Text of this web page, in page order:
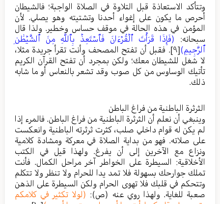
وتتأكد الاستعاذة قبل التلاوة في الصلاة الواجبة؛ فالشيطان
أحرص ما يكون على إغواء أحدنا وتشتيته وهو يصلي. لأن
المؤمن في هذه الحالة في موقف حساس وخطير. ولذا قال
سبحانه: (فَإِذَا قَرَأۡتَ ٱلۡقُرۡءَانَ فَٱسۡتَعِذۡ بِٱللَّهِ مِنَ ٱلشَّيۡطَٰنِ
ٱلرَّجِيمِ)[٩]
. فقبل أن تفتح المصحف وأنت تقرأ جريدة مثلا،
لا شغل للشيطان معك؛ ولكن بمجرد أن تفتح القرآن الكريم
تأتيك الوساوس من كل صوب وقد تشعر بالنعاس أو ما شابه
ذلك.
الثرثرة الباطنية من فراغ الباطن
وينبغي أن نعلم أن الثرثرة الباطنية من فراغ الباطن. فالمرء إذا
لم يكن له قوام داخلي صلب، كثرت ثرثرته الباطنية وانعكست
على صلاته. فهو من بداية الصلاة في معركة ومشادة كلامية
ونزاع مع الآخرين إلى أن يفرغ. ولهذا قيل في الكتب
الأخلاقية: السيطرة على الخواطر آخر مراحل الكمال. فأنت
تملك جوارحك بسهولة فلا تمد يدا للحرام ولا تنظر ولا تتكلم
وتتحكم في قلبك فلا تهوى الحرام ولكن السيطرة على الذهن
صعبة للغاية. ولهذا روي عنه (ص): (لولا تكثير في كلامكم